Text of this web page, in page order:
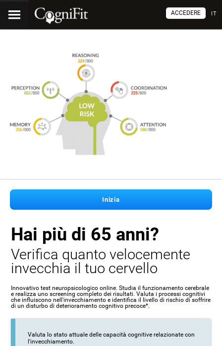
IT
ACCEDERE
Inizia
Hai più di 65 anni?
Verifica quanto velocemente
invecchia il tuo cervello
Innovativo test neuropsicologico online. Studia il funzionamento cerebrale
e realizza uno screening completo dei risultati. Valuta i processi cognitivi
che influiscono nell'invecchiamento e identifica il livello di rischio di soffrire
di un disturbo di deterioramento cognitivo precoce*.
Valuta lo stato attuale delle capacità cognitive relazionate con
l'invecchiamento.